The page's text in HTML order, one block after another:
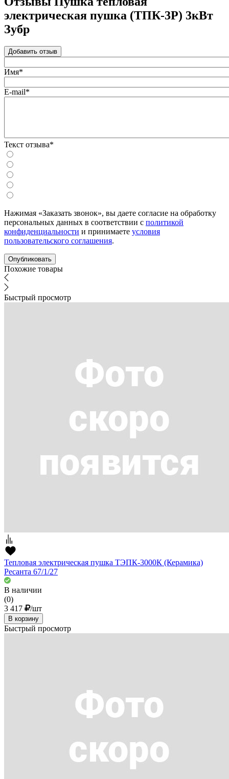
электрическая пушка (ТПК-3Р) 3кВт
Зубр
Добавить отзыв
Имя*
E-mail*
Текст отзыва*
Нажимая «Заказать звонок», вы даете согласие на обработку
персональных данных в соответствии с политикой
конфиденциальности и принимаете условия
пользовательского соглашения.
Похожие товары
Быстрый просмотр
Тепловая электрическая пушка ТЭПК-3000К (Керамика)
Ресанта 67/1/27
В наличии
(0)
3 417
/шт
В корзину
Быстрый просмотр